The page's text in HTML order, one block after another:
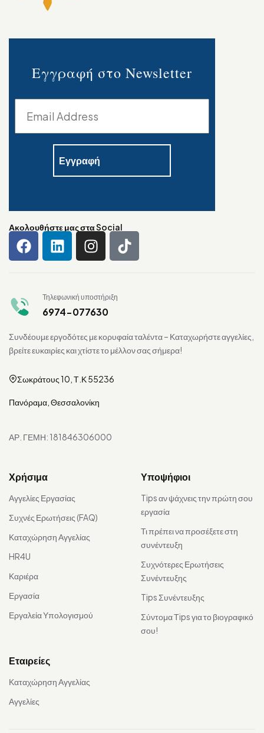
Εγγραφή στο Newsletter
Ακολουθήστε μας στα Social
Τηλεφωνική υποστήριξη
6974-077630
Συνδέουμε εργοδότες με κορυφαία ταλέντα – Καταχωρήστε αγγελίες,
βρείτε ευκαιρίες και χτίστε το μέλλον σας σήμερα!
Σωκράτους 10, Τ.Κ 55236
Πανόραμα, Θεσσαλονίκη
ΑΡ. ΓΕΜΗ: 181846306000
Χρήσιμα
Αγγελίες Εργασίας
Συχνές Ερωτήσεις (FAQ)
Καταχώρηση Αγγελίας
HR4U
Καριέρα
Εργασία
Εργαλεία Υπολογισμού
Υποψήφιοι
Tips αν ψάχνεις την πρώτη σου
εργασία
Τι πρέπει να προσέξετε στη
συνέντευξη
Συχνότερες Ερωτήσεις
Συνέντευξης
Tips Συνέντευξης
Σύντομα Τips για το βιογραφικό
σου!
Εταιρείες
Καταχώρηση Αγγελίας
Αγγελίες